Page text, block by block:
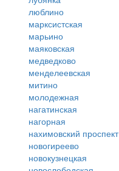
люблино
марксистская
марьино
маяковская
медведково
менделеевская
митино
молодежная
нагатинская
нагорная
нахимовский проспект
новогиреево
новокузнецкая